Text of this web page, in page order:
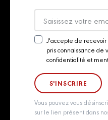
Actualités
Groupe Aoste
Whistleblowing policy
Newsletter
Consent
J'accepte de recevoir
pris connaissance de
confidentialité et
Vous pouvez vous
sur le lien présent dans